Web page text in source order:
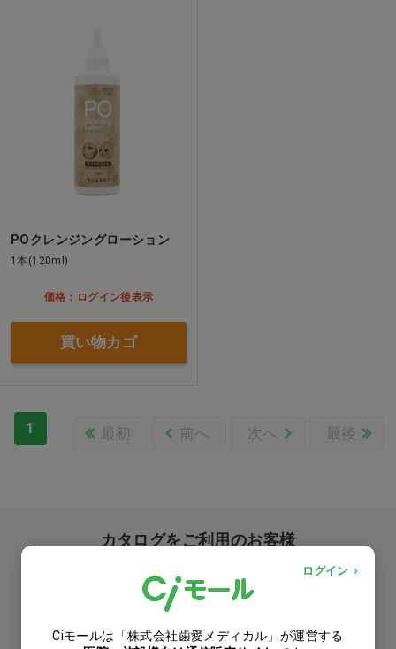
POクレンジングローション
1本(120ml)
価格：ログイン後表示
買い物カゴ
1 最初 前へ 次へ 最後
カタログをご利用のお客様
カタログ請求 ログイン
Ciモールは「株式会社歯愛メディカル」が運営する